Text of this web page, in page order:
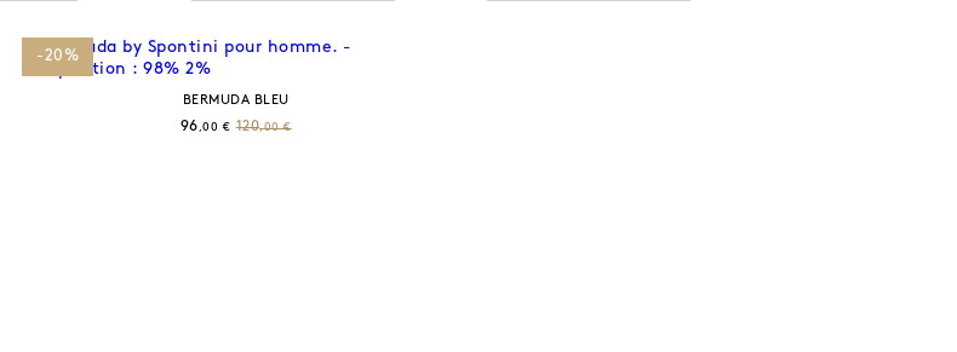
-20%
BERMUDA BLEU
96 ,00 € 120,00 €